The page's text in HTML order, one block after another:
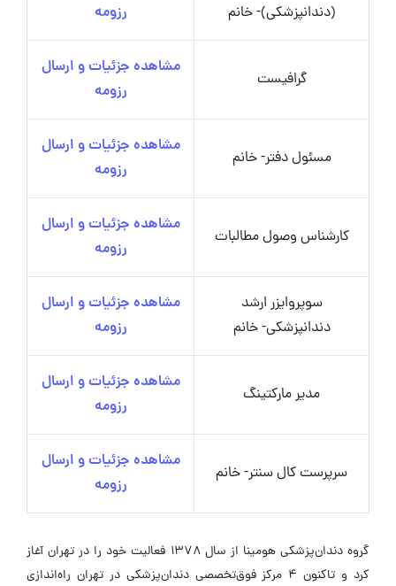
(دندانپزشکی)- خانم
رزومه
گرافیست
مشاهده جزئیات و ارسال
رزومه
مسئول دفتر- خانم
مشاهده جزئیات و ارسال
رزومه
کارشناس وصول مطالبات
مشاهده جزئیات و ارسال
رزومه
سوپروایزر ارشد
دندانپزشکی- خانم
مشاهده جزئیات و ارسال
رزومه
مدیر مارکتینگ
مشاهده جزئیات و ارسال
رزومه
سرپرست کال سنتر- خانم
مشاهده جزئیات و ارسال
رزومه
گروه دندان‌پزشکی هومینا از سال ۱۳۷۸ فعالیت خود را در تهران آغاز
کرد و تاکنون ۴ مرکز فوق‌تخصصی دندان‌پزشکی در تهران راه‌اندازی